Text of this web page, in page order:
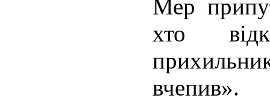
Мер
хто
вчепив».